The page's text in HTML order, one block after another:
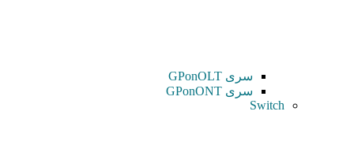
سری GPonOLT
سری GPonONT
Switch